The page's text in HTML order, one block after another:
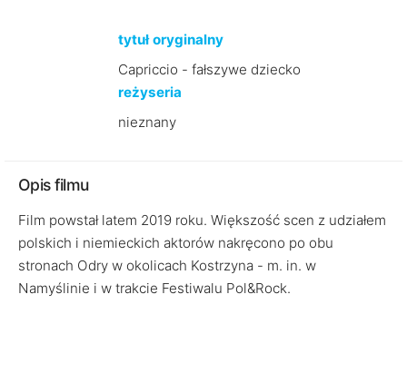
tytuł oryginalny
Capriccio - fałszywe dziecko
reżyseria
nieznany
Opis filmu
Film powstał latem 2019 roku. Większość scen z udziałem
polskich i niemieckich aktorów nakręcono po obu
stronach Odry w okolicach Kostrzyna - m. in. w
Namyślinie i w trakcie Festiwalu Pol&Rock.